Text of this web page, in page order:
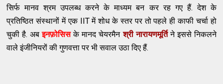
सिर्फ मानव श्रम उपलब्ध करने के माध्यम बन कर रह गए हैं. देश के
प्रतिष्ठित संस्थानों में एक IIT में शोध के स्तर पर तो पहले ही काफी चर्चा हो
चुकी है. अबइनफ़ोसिसके मानद चेयरमैनश्री नारायणमूर्तिने इससे निकलने
वाले इंजीनियरों की गुणवत्ता पर भी सवाल उठा दिए हैं.